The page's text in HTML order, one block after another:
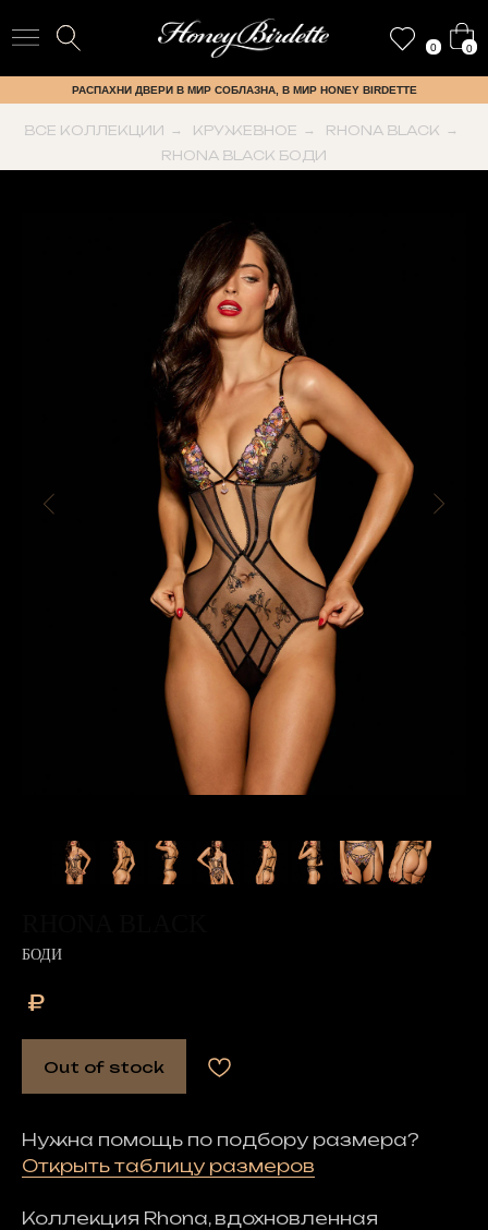
0 0
РАСПАХНИ ДВЕРИ В МИР СОБЛАЗНА, В МИР HONEY BIRDETTE
ВСЕ КОЛЛЕКЦИИ → КРУЖЕВНОЕ → RHONA BLACK →
RHONA BLACK БОДИ
БОДИ
₽
Out of stock
Нужна помощь по подбору размера?
Открыть таблицу размеров
Коллекция Rhona, вдохновленная